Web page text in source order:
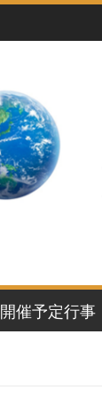
開催予定行事